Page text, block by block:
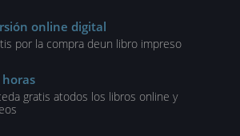
online digital
por la compra deun libro impreso
gratis atodos los libros online y